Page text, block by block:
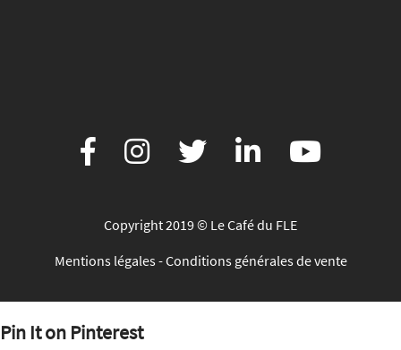
Copyright 2019 © Le Café du FLE
Mentions légales-Conditions générales de vente
Pin It on Pinterest